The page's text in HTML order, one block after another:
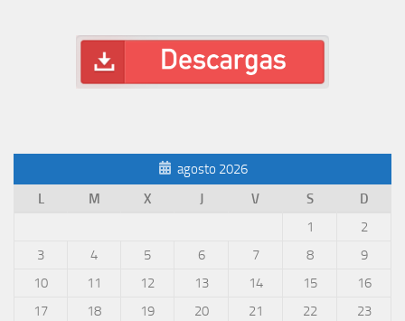
agosto 2026
L
M X J V S
D
1
2
3
4 5 6 7 8
9
10
11 12 13 14 15
16
17
18 19 20 21 22
23